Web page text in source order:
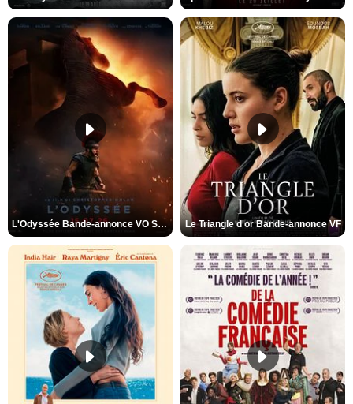
L'Odyssée Bande-annonce VO STFR Le Triangle d'or Bande-annonce VF